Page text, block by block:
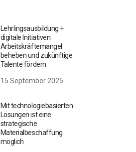
Lehrlingsausbildung +
digitale Initiativen:
Arbeitskräftemangel
beheben und zukünftige
Talente fördern
15 September 2025
Mit technologiebasierten
Lösungen ist eine
strategische
Materialbeschaffung
möglich